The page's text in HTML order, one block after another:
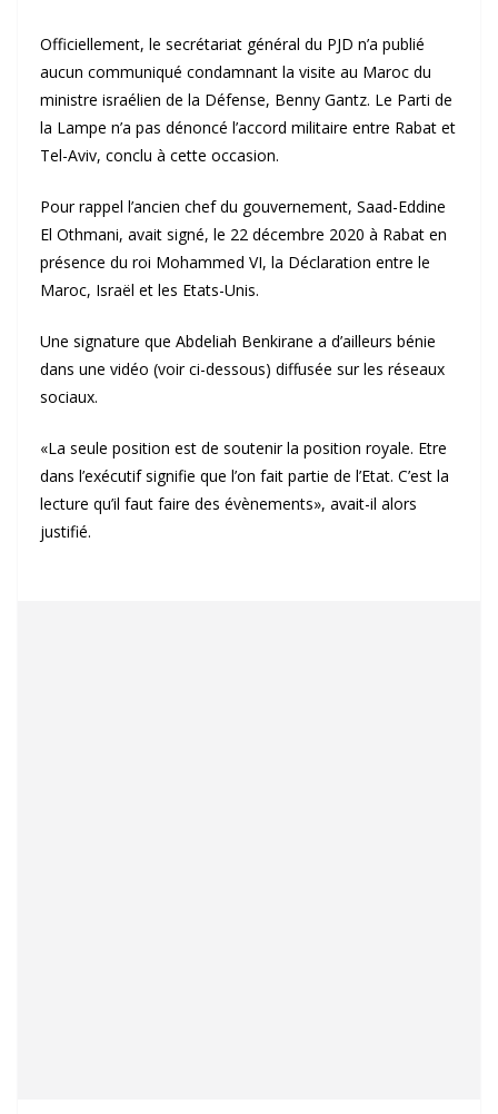
Officiellement, le secrétariat général du PJD n’a publié
aucun communiqué condamnant la visite au Maroc du
ministre israélien de la Défense, Benny Gantz. Le Parti de
la Lampe n’a pas dénoncé l’accord militaire entre Rabat et
Tel-Aviv, conclu à cette occasion.
Pour rappel l’ancien chef du gouvernement, Saad-Eddine
El Othmani, avait signé, le 22 décembre 2020 à Rabat en
présence du roi Mohammed VI, la Déclaration entre le
Maroc, Israël et les Etats-Unis.
Une signature que Abdeliah Benkirane a d’ailleurs bénie
dans une vidéo (voir ci-dessous) diffusée sur les réseaux
sociaux.
«La seule position est de soutenir la position royale. Etre
dans l’exécutif signifie que l’on fait partie de l’Etat. C’est la
lecture qu’il faut faire des évènements», avait-il alors
justifié.